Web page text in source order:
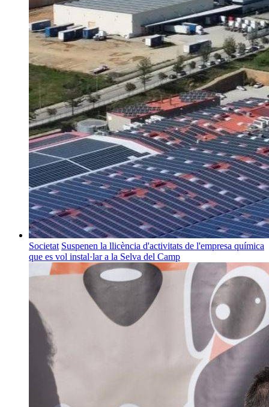
Societat Suspenen la llicència d'activitats de l'empresa química
que es vol instal·lar a la Selva del Camp